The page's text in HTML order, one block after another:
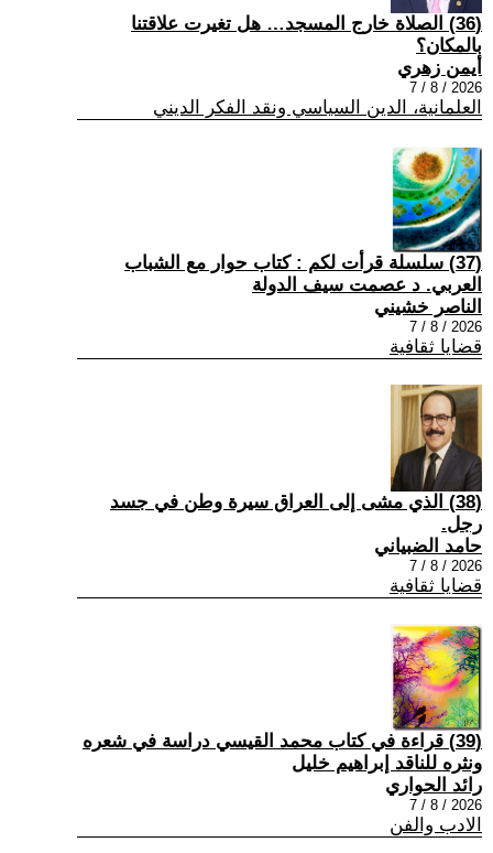
(36) الصلاة خارج المسجد… هل تغيرت علاقتنا
بالمكان؟
أيمن زهري
2026 / 8 / 7
العلمانية، الدين السياسي ونقد الفكر الديني
(37) سلسلة قرأت لكم : كتاب حوار مع الشباب
العربي. د عصمت سيف الدولة
الناصر خشيني
2026 / 8 / 7
قضايا ثقافية
(38) الذي مشى إلى العراق سيرة وطن في جسد
رجل.
حامد الضبياني
2026 / 8 / 7
قضايا ثقافية
(39) قراءة في كتاب محمد القيسي دراسة في شعره
ونثره للناقد إبراهيم خليل
رائد الحواري
2026 / 8 / 7
الادب والفن